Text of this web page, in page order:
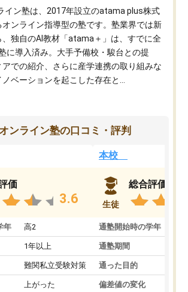
イン塾は、2017年設立のatama plus株式
ンライン指導型の塾です。塾業界では新
、独自のAI教材「atama＋」は、すでに全
に導入済み。大手予備校・駿台との提
での紹介、さらに産学連携の取り組みな
ベーションを起こした存在と...
ンライン塾の口コミ・評判
価
3.6
年 高2
1年以上
難関私立受験対策
上がった
本校
生徒
総合評価
通塾開始時の学年
通塾期間
通った目的
偏差値の変化